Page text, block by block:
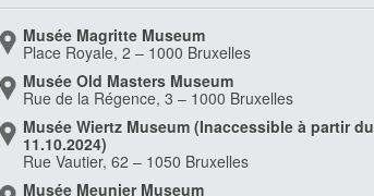
Musée Magritte Museum
Place Royale, 2 – 1000 Bruxelles
Musée Old Masters Museum
Rue de la Régence, 3 – 1000 Bruxelles
Musée Wiertz Museum (Inaccessible à partir du
11.10.2024)
Rue Vautier, 62 – 1050 Bruxelles
Musée Meunier Museum